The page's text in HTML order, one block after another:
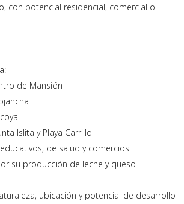
con potencial residencial, comercial o
de Mansión
Islita y Playa Carrillo
de salud y comercios
su producción de leche y queso
ubicación y potencial de desarrollo